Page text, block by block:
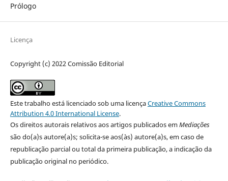
Prólogo
Licença
Copyright (c) 2022 Comissão Editorial
Este trabalho está licenciado sob uma licençaCreative Commons
Attribution 4.0 International License.
Os direitos autorais relativos aos artigos publicados emMediações
são do(a)s autore(a)s; solicita-se aos(às) autore(a)s, em caso de
republicação parcial ou total da primeira publicação, a indicação da
publicação original no periódico.